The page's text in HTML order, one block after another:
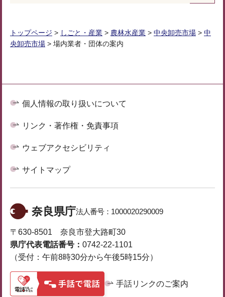
トップページ > しごと・産業 > 農林水産業 > 中央卸売市場 > 中
央卸売市場 > 場内業者・団体の案内
個人情報の取り扱いについて
リンク・著作権・免責事項
ウェブアクセシビリティ
サイトマップ
奈良県庁法人番号： 1000020290009
〒630-8501 奈良市登大路町30
県庁代表電話番号： 0742-22-1101
（受付：午前8時30分から午後5時15分）
手話リンクのご案内